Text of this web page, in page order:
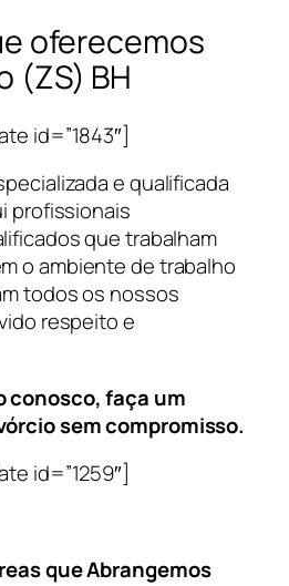
oferecemos
(ZS) BH
id=”1843″]
e qualificada
profissionais
que trabalham
o ambiente de trabalho
todos os nossos
respeito e
conosco, faça um
sem compromisso.
id=”1259″]
que Abrangemos